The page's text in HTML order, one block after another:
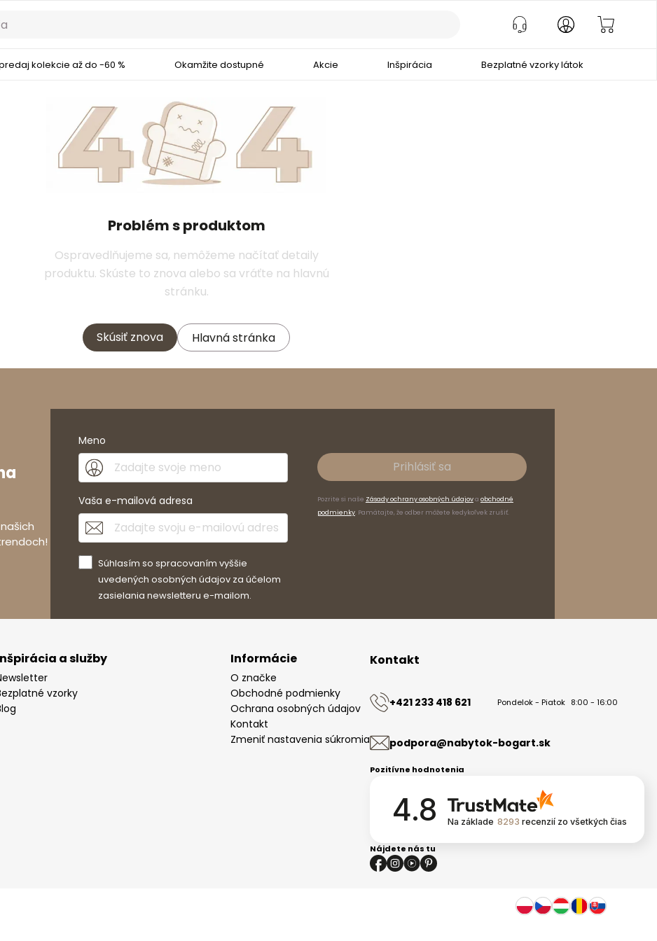
kolekcie až do -60 % Okamžite dostupné Akcie Inšpirácia Bezplatné vzorky látok
Problém s produktom
Ospravedlňujeme sa, nemôžeme načítať detaily
produktu. Skúste to znova alebo sa vráťte na hlavnú
stránku.
Skúsiť znova Hlavná stránka
Meno
Vaša e-mailová adresa
Súhlasím so spracovaním vyššie
uvedených osobných údajov za účelom
zasielania newsletteru e-mailom.
Prihlásiť sa
Pozrite si naše Zásady ochrany osobných údajova obchodné
podmienky. Pamätajte, že odber môžete kedykoľvek zrušiť.
a služby
vzorky
Informácie
O značke
Obchodné podmienky
Ochrana osobných údajov
Kontakt
Zmeniť nastavenia súkromia
Kontakt
+421 233 418 621 Pondelok - Piatok 8:00 - 16:00
podpora@nabytok-bogart.sk
Pozitívne hodnotenia
4.8 Na základe 8293 recenzií zo všetkých čias
Nájdete nás tu